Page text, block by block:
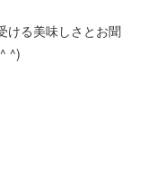
ける美味しさとお聞
^)